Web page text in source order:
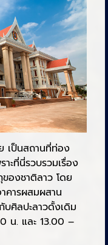
เป็นสถานที่ท่อง
ะที่นี่รวบรวมเรื่อง
องชาติลาว โดย
คารผสมผสาน
บศิลปะลาวดั้งเดิม
น. และ 13.00 –